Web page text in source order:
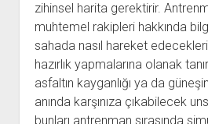
zihinsel harita gerektirir.
muhtemel rakipleri hakkında
sahada nasıl hareket
hazırlık yapmalarına olanak
asfaltın kayganlığı ya da
anında karşınıza çıkabilecek
bunları antrenman sırasında